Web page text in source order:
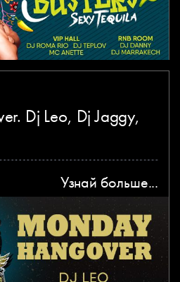
Dj Leo, Dj Jaggy,
Узнай больше...